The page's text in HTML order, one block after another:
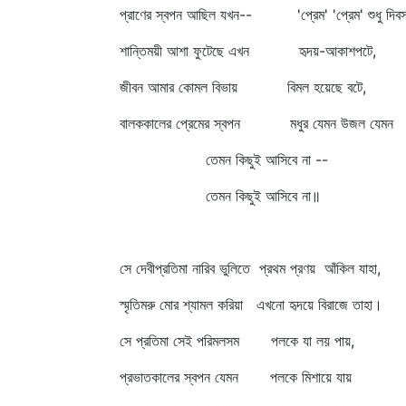
প্রাণের স্বপন আছিল যখন-- 'প্রেম' 'প্রেম' শুধু দিবস-
শান্তিময়ী আশা ফুটেছে এখন হৃদয়-আকাশপটে,
জীবন আমার কোমল বিভায় বিমল হয়েছে বটে,
বালককালের প্রেমের স্বপন মধুর যেমন উজল যেমন
তেমন কিছুই আসিবে না --
তেমন কিছুই আসিবে না॥
সে দেবীপ্রতিমা নারিব ভুলিতে প্রথম প্রণয় আঁকিল যাহা,
স্মৃতিমরু মোর শ্যামল করিয়া এখনো হৃদয়ে বিরাজে তাহা।
সে প্রতিমা সেই পরিমলসম পলকে যা লয় পায়,
প্রভাতকালের স্বপন যেমন পলকে মিশায়ে যায়